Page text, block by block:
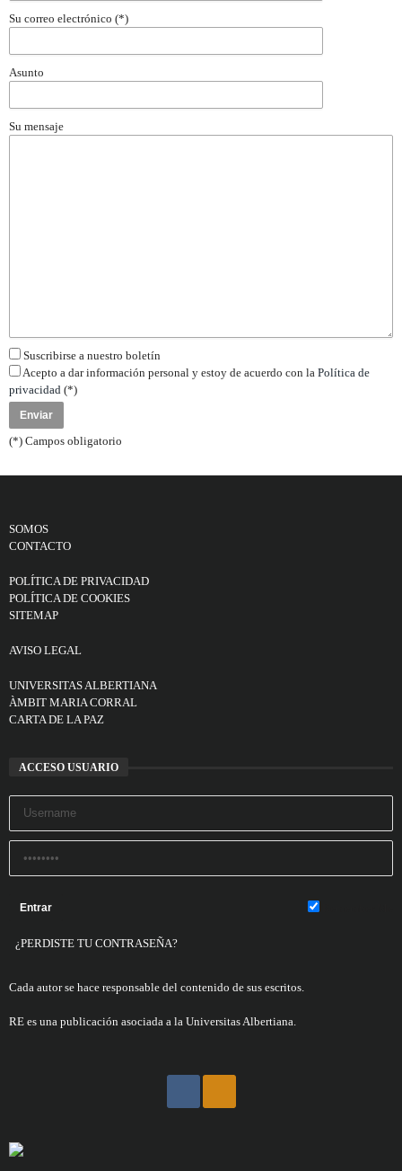
Su correo electrónico (*)
Asunto
Su mensaje
Suscribirse a nuestro boletín
Acepto a dar información personal y estoy de acuerdo con la Política de
privacidad (*)
(*) Campos obligatorio
SOMOS
CONTACTO
POLÍTICA DE PRIVACIDAD
POLÍTICA DE COOKIES
SITEMAP
AVISO LEGAL
UNIVERSITAS ALBERTIANA
ÀMBIT MARIA CORRAL
CARTA DE LA PAZ
ACCESO USUARIO
¿PERDISTE TU CONTRASEÑA?
Cada autor se hace responsable del contenido de sus escritos.
RE es una publicación asociada a la Universitas Albertiana.